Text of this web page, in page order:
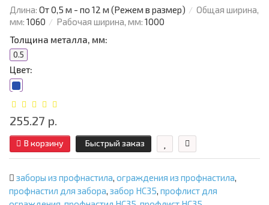
Длина: От 0,5 м - по 12 м (Режем в размер)
Общая ширина,
мм: 1060 Рабочая ширина, мм: 1000
Толщина металла, мм:
0.5
Цвет:
255.27 р.
В корзину Быстрый заказ
заборы из профнастила, ограждения из профнастила,
профнастил для забора, забор НС35, профлист для